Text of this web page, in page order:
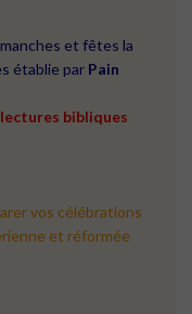
et fêtes la
établie par Pain
bibliques
vos célébrations
et réformée